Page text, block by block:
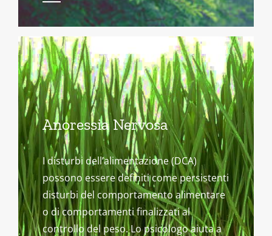
Anoressia Nervosa
I disturbi dell’alimentazione (DCA)
possono essere definiti come persistenti
disturbi del comportamento alimentare
o di comportamenti finalizzati al
controllo del peso. Lo psicologo aiuta a